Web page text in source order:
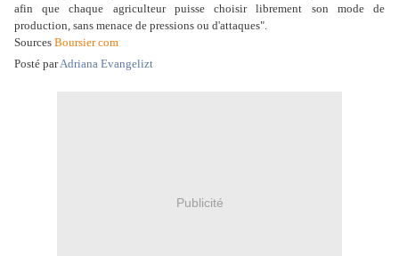
afin que chaque agriculteur puisse choisir librement son mode de
production, sans menace de pressions ou d'attaques".
Sources Boursier com
Posté parAdriana Evangelizt
Publicité